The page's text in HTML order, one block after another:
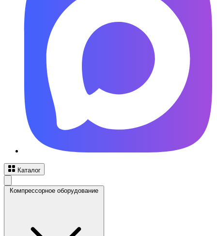
Каталог
Компрессорное оборудование